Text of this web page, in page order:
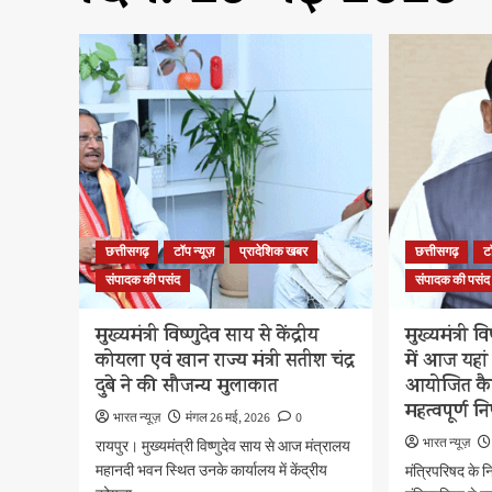
छत्तीसगढ़ टॉप न्यूज़
प्रादेशिक खबर
संपादक की पसंद
मुख्यमंत्री विष्णुदेव साय से केंद्रीय
कोयला एवं खान राज्य मंत्री सतीश चंद्र
दुबे ने की सौजन्य मुलाकात
भारत न्यूज़ मंगल 26 मई, 2026
0
रायपुर। मुख्यमंत्री विष्णुदेव साय से आज मंत्रालय
महानदी भवन स्थित उनके कार्यालय में केंद्रीय
छत्तीसगढ़
संपादक की पसंद
मुख्यमंत्री
में आज यहां
आयोजित
महत्वपूर्ण
भारत न्यूज़
मंत्रिपरिषद के